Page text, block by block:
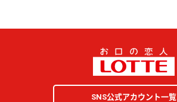
SNS公式アカウント一覧